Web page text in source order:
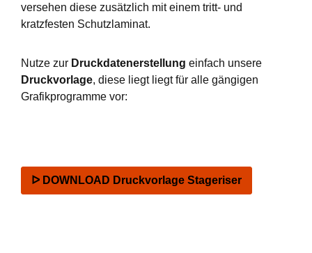
versehen diese zusätzlich mit einem tritt- und
kratzfesten Schutzlaminat.
Nutze zur Druckdatenerstellung einfach unsere
Druckvorlage, diese liegt liegt für alle gängigen
Grafikprogramme vor:
ᐅ DOWNLOAD Druckvorlage Stageriser